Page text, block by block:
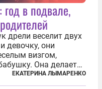
в подвале,
дрели веселит двух
девочку, они
визгом,
Она делает
что она
дрель, конечно,
ЕКАТЕРИНА ЛЫМАРЕНКО